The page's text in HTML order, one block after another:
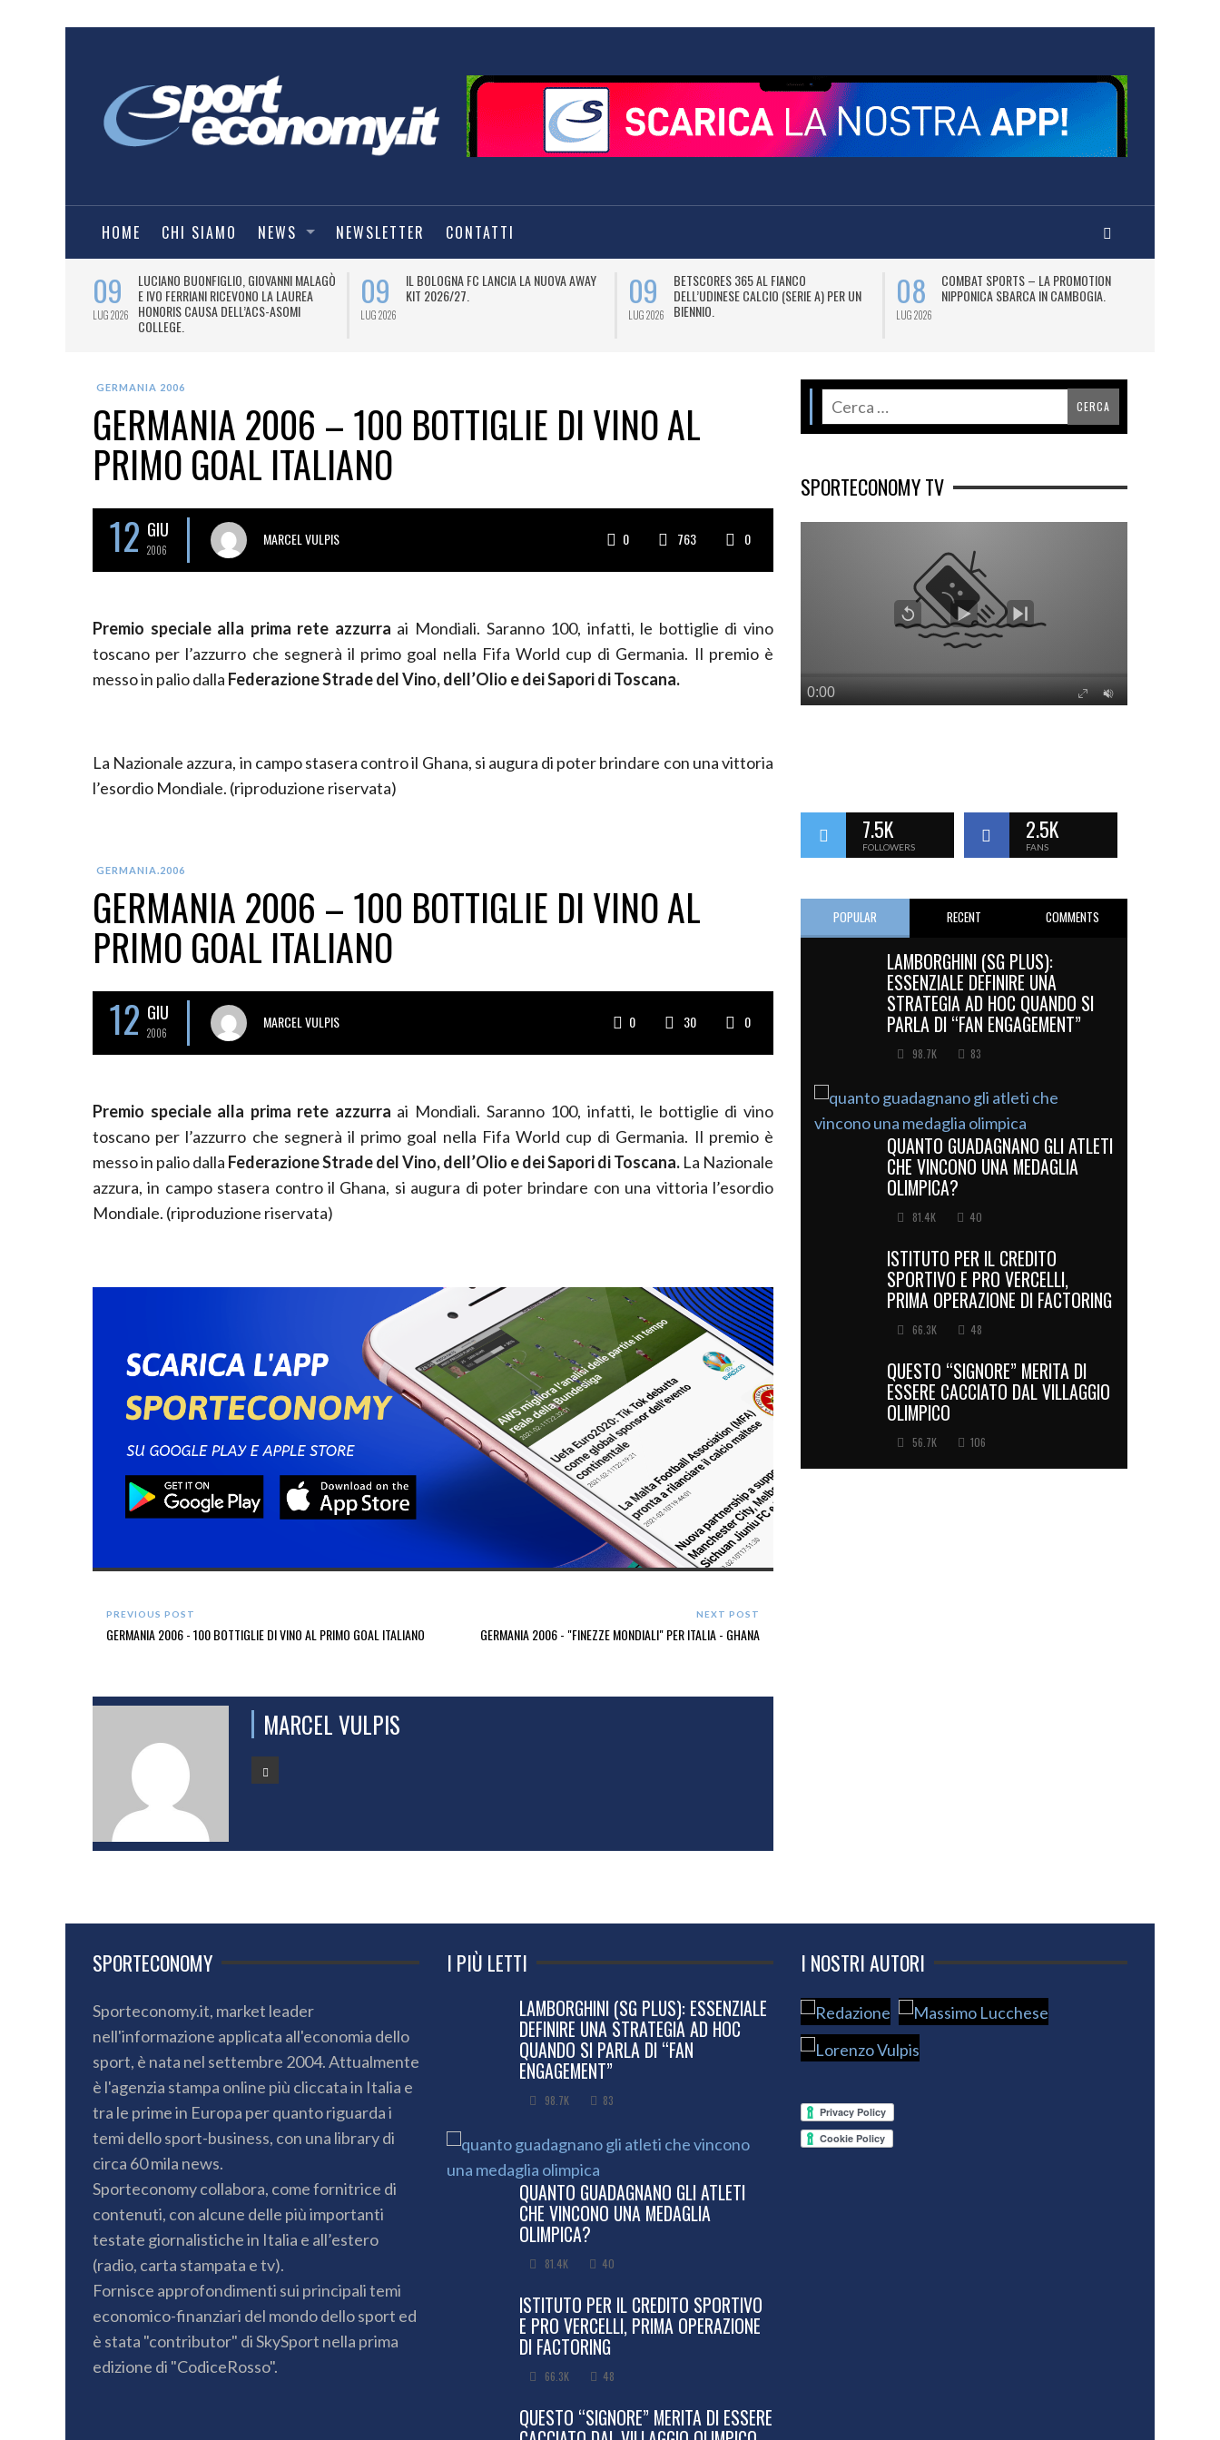
HOME CHI SIAMO NEWS NEWSLETTER CONTATTI
09
LUG 2026
LUCIANO BUONFIGLIO, GIOVANNI MALAGÒ
E IVO FERRIANI RICEVONO LA LAUREA
HONORIS CAUSA DELL’ACS-ASOMI
COLLEGE.
09
LUG 2026
IL BOLOGNA FC LANCIA LA NUOVA AWAY
KIT 2026/27.
09
LUG 2026
BETSCORES 365 AL FIANCO
DELL’UDINESE CALCIO (SERIE A) PER UN
BIENNIO.
08
LUG 2026
COMBAT SPORTS – LA PROMOTION
NIPPONICA SBARCA IN CAMBOGIA.
GERMANIA 2006
GERMANIA 2006 – 100 BOTTIGLIE DI VINO AL
PRIMO GOAL ITALIANO
12 GIU
2006
MARCEL VULPIS 0 763 0
Premio speciale alla prima rete azzurra ai Mondiali. Saranno 100, infatti, le bottiglie di vino
toscano per l’azzurro che segnerà il primo goal nella Fifa World cup di Germania. Il premio è
messo in palio dalla Federazione Strade del Vino, dell’Olio e dei Sapori di Toscana.
La Nazionale azzura, in campo stasera contro il Ghana, si augura di poter brindare con una vittoria
l’esordio Mondiale. (riproduzione riservata)
GERMANIA.2006
GERMANIA 2006 – 100 BOTTIGLIE DI VINO AL
PRIMO GOAL ITALIANO
12 GIU
2006
MARCEL VULPIS 0 30 0
Premio speciale alla prima rete azzurra ai Mondiali. Saranno 100, infatti, le bottiglie di vino
toscano per l’azzurro che segnerà il primo goal nella Fifa World cup di Germania. Il premio è
messo in palio dalla Federazione Strade del Vino, dell’Olio e dei Sapori di Toscana. La Nazionale
azzura, in campo stasera contro il Ghana, si augura di poter brindare con una vittoria l’esordio
Mondiale. (riproduzione riservata)
PREVIOUS POST
GERMANIA 2006 - 100 BOTTIGLIE DI VINO AL PRIMO GOAL ITALIANO
NEXT POST
GERMANIA 2006 - "FINEZZE MONDIALI" PER ITALIA - GHANA
MARCEL VULPIS
SPORTECONOMY TV
7.5K
FOLLOWERS
2.5K
FANS
POPULAR RECENT COMMENTS
LAMBORGHINI (SG PLUS):
ESSENZIALE DEFINIRE UNA
STRATEGIA AD HOC QUANDO SI
PARLA DI “FAN ENGAGEMENT”
98.7K 83
QUANTO GUADAGNANO GLI ATLETI
CHE VINCONO UNA MEDAGLIA
OLIMPICA?
81.4K 40
ISTITUTO PER IL CREDITO
SPORTIVO E PRO VERCELLI,
PRIMA OPERAZIONE DI FACTORING
66.3K 48
QUESTO “SIGNORE” MERITA DI
ESSERE CACCIATO DAL VILLAGGIO
OLIMPICO
56.7K 106
SPORTECONOMY
Sporteconomy.it, market leader
nell'informazione applicata all'economia dello
sport, è nata nel settembre 2004. Attualmente
è l'agenzia stampa online più cliccata in Italia e
tra le prime in Europa per quanto riguarda i
temi dello sport-business, con una library di
circa 60 mila news.
Sporteconomy collabora, come fornitrice di
contenuti, con alcune delle più importanti
testate giornalistiche in Italia e all’estero
(radio, carta stampata e tv).
Fornisce approfondimenti sui principali temi
economico-finanziari del mondo dello sport ed
è stata "contributor" di SkySport nella prima
edizione di "CodiceRosso".
I PIÙ LETTI
LAMBORGHINI (SG PLUS): ESSENZIALE
DEFINIRE UNA STRATEGIA AD HOC
QUANDO SI PARLA DI “FAN
ENGAGEMENT”
98.7K 83
QUANTO GUADAGNANO GLI ATLETI
CHE VINCONO UNA MEDAGLIA
OLIMPICA?
81.4K 40
ISTITUTO PER IL CREDITO SPORTIVO
E PRO VERCELLI, PRIMA OPERAZIONE
DI FACTORING
66.3K 48
QUESTO “SIGNORE” MERITA DI ESSERE
I NOSTRI AUTORI